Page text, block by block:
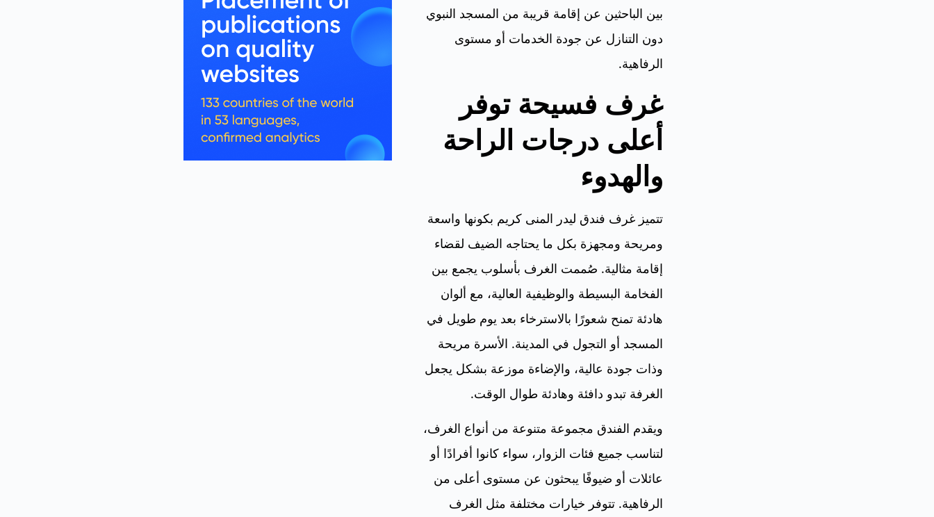
بين الباحثين عن إقامة قريبة من المسجد النبوي
دون التنازل عن جودة الخدمات أو مستوى
الرفاهية.
غرف فسيحة توفر
أعلى درجات الراحة
والهدوء
تتميز غرف فندق ليدر المنى كريم بكونها واسعة
ومريحة ومجهزة بكل ما يحتاجه الضيف لقضاء
إقامة مثالية. صُممت الغرف بأسلوب يجمع بين
الفخامة البسيطة والوظيفية العالية، مع ألوان
هادئة تمنح شعورًا بالاسترخاء بعد يوم طويل في
المسجد أو التجول في المدينة. الأسرة مريحة
وذات جودة عالية، والإضاءة موزعة بشكل يجعل
الغرفة تبدو دافئة وهادئة طوال الوقت.
ويقدم الفندق مجموعة متنوعة من أنواع الغرف،
لتناسب جميع فئات الزوار، سواء كانوا أفرادًا أو
عائلات أو ضيوفًا يبحثون عن مستوى أعلى من
الرفاهية. تتوفر خيارات مختلفة مثل الغرف